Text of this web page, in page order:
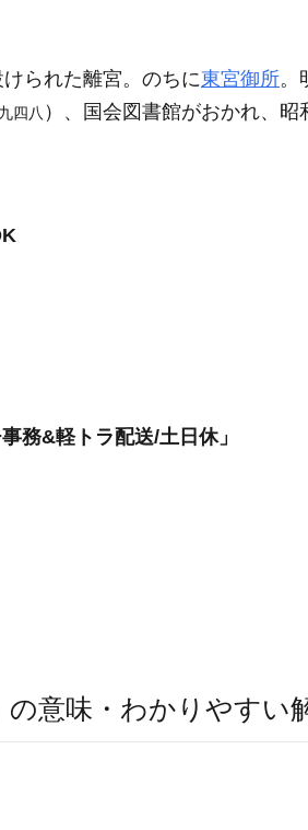
けられた離宮。のちに東宮御所。
四八 ）、国会図書館がおかれ、
務&軽トラ配送/土日休」
の意味・わかりやすい